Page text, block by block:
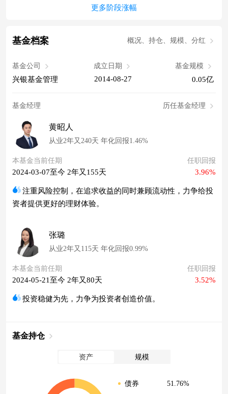
更多阶段涨幅
基金档案 概况、持仓、规模、分红
基金公司
兴银基金管理
成立日期
2014-08-27
基金规模
0.05亿
基金经理 历任基金经理
黄昭人
从业2年又240天 年化回报1.46%
本基金当前任期
2024-03-07至今 2年又155天
任职回报
3.96%
注重风险控制，在追求收益的同时兼顾流动性，力争给投
资者提供更好的理财体验。
张璐
从业2年又115天 年化回报0.99%
本基金当前任期
2024-05-21至今 2年又80天
任职回报
3.52%
投资稳健为先，力争为投资者创造价值。
基金持仓
资产 规模
债券
51.76%